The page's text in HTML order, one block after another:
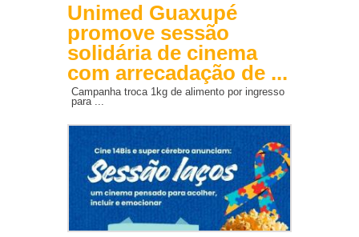
Unimed Guaxupé
promove sessão
solidária de cinema
com arrecadação de ...
Campanha troca 1kg de alimento por ingresso
para ...